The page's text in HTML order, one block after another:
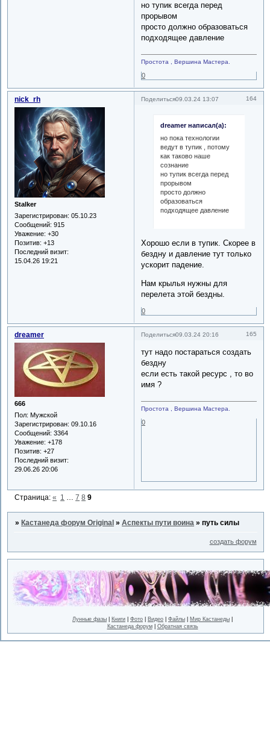
но тупик всегда перед
прорывом
просто должно образоваться
подходящее давление
Простота , Вершина Мастера.
0
Поделиться 164
09.03.24 13:07
nick_rh
Stalker
Зарегистрирован: 05.10.23
Сообщений: 915
Уважение: +30
Позитив: +13
Последний визит:
15.04.26 19:21
dreamer написал(а):
но пока технологии
ведут в тупик , потому
как таково наше
сознание
но тупик всегда перед
прорывом
просто должно
образоваться
подходящее давление
Хорошо если в тупик. Скорее в
бездну и давление тут только
ускорит падение.
Нам крылья нужны для
перелета этой бездны.
0
Поделиться 165
09.03.24 20:16
dreamer
666
Пол: Мужской
Зарегистрирован: 09.10.16
Сообщений: 3364
Уважение: +178
Позитив: +27
Последний визит:
29.06.26 20:06
тут надо постараться создать
бездну
если есть такой ресурс , то во
имя ?
Простота , Вершина Мастера.
0
Страница:« 1 … 7 8 9
»Кастанеда форум Original »Аспекты пути воина »путь силы
создать форум
Лунные фазы Книги Фото Видео Файлы Мир Кастанеды
Кастанеда форум| Обратная связь